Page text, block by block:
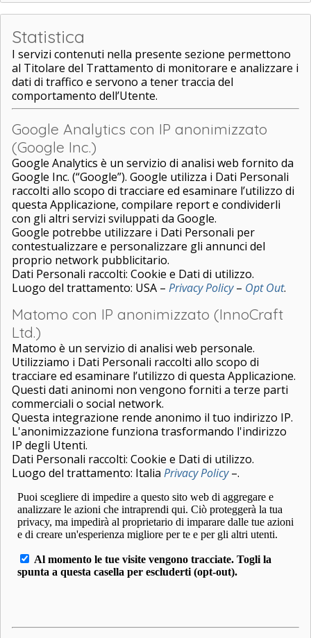
Statistica
I servizi contenuti nella presente sezione permettono
al Titolare del Trattamento di monitorare e analizzare i
dati di traffico e servono a tener traccia del
comportamento dell’Utente.
Google Analytics con IP anonimizzato
(Google Inc.)
Google Analytics è un servizio di analisi web fornito da
Google Inc. (“Google”). Google utilizza i Dati Personali
raccolti allo scopo di tracciare ed esaminare l’utilizzo di
questa Applicazione, compilare report e condividerli
con gli altri servizi sviluppati da Google.
Google potrebbe utilizzare i Dati Personali per
contestualizzare e personalizzare gli annunci del
proprio network pubblicitario.
Dati Personali raccolti: Cookie e Dati di utilizzo.
Luogo del trattamento: USA – Privacy Policy– Opt Out.
Matomo con IP anonimizzato (InnoCraft
Ltd.)
Matomo è un servizio di analisi web personale.
Utilizziamo i Dati Personali raccolti allo scopo di
tracciare ed esaminare l’utilizzo di questa Applicazione.
Questi dati aninomi non vengono forniti a terze parti
commerciali o social network.
Questa integrazione rende anonimo il tuo indirizzo IP.
L'anonimizzazione funziona trasformando l'indirizzo
IP degli Utenti.
Dati Personali raccolti: Cookie e Dati di utilizzo.
Luogo del trattamento: Italia Privacy Policy–.